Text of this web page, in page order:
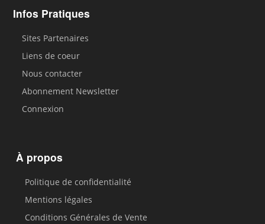
Infos Pratiques
Sites Partenaires
Liens de coeur
Nous contacter
Abonnement Newsletter
Connexion
À propos
Politique de confidentialité
Mentions légales
Conditions Générales de Vente